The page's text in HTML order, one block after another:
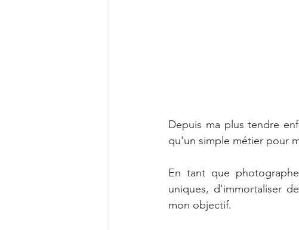
Depuis ma plus tendre
qu'un simple métier pour
En tant que
uniques, d'immortaliser
mon objectif.